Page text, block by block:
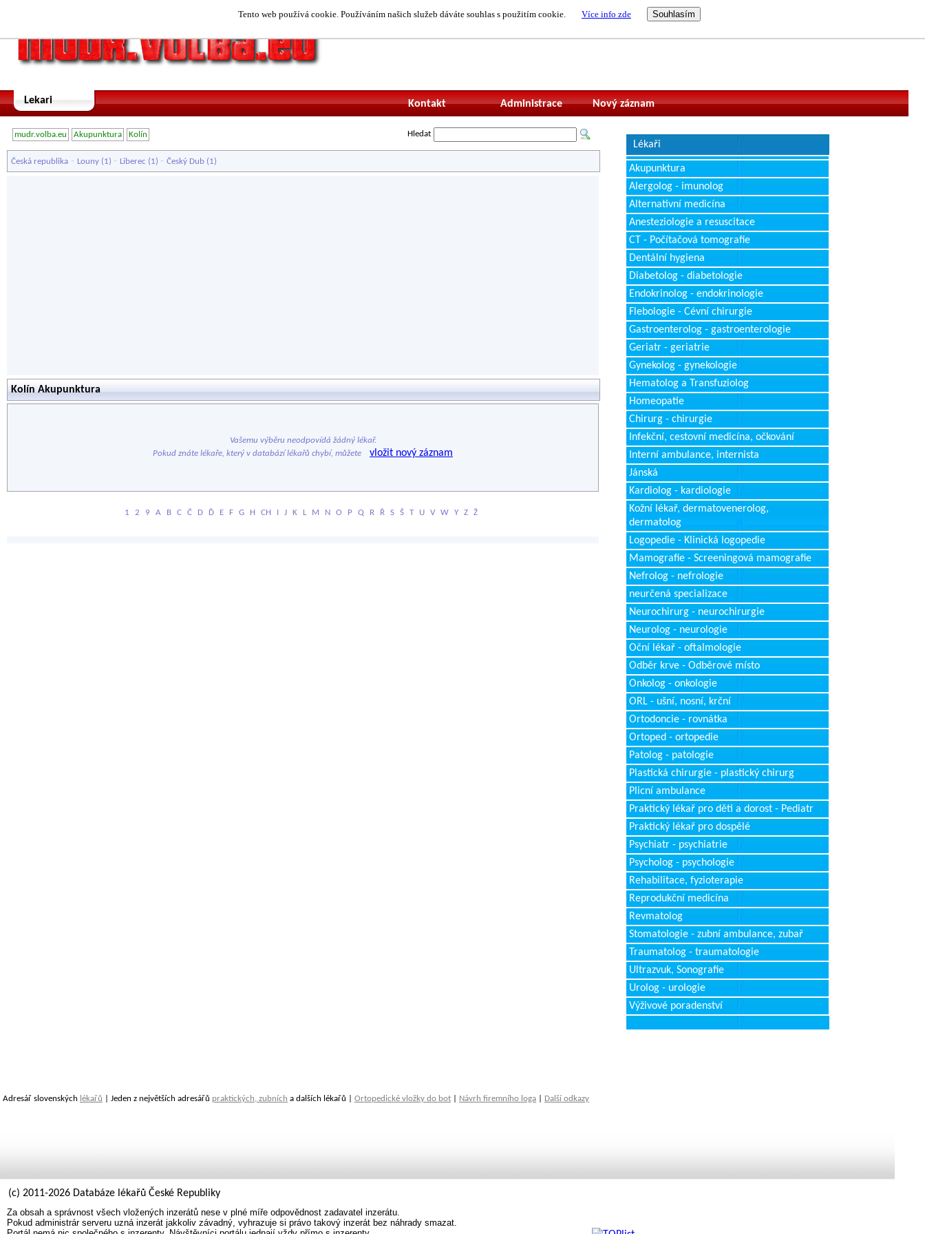
Tento web používá cookie. Používáním našich služeb dáváte souhlas s použitím cookie. Více info zde
Lekari Nový záznam
Administrace
Kontakt
mudr.volba.eu Akupunktura Kolín Hledat
Česká republika - Louny (1) - Liberec (1) - Český Dub (1)
Kolín Akupunktura
Vašemu výběru neodpovídá žádný lékař.
Pokud znáte lékaře, který v databází lékařů chybí, můžete
vložit nový záznam
1 2 9 A B C Č D Ď E F G H CH I J K L M N O P Q R Ř S Š T U V W Y Z Ž
Lékaři
Akupunktura
Alergolog - imunolog
Alternativní medicína
Anesteziologie a resuscitace
CT - Počítačová tomografie
Dentální hygiena
Diabetolog - diabetologie
Endokrinolog - endokrinologie
Flebologie - Cévní chirurgie
Gastroenterolog - gastroenterologie
Geriatr - geriatrie
Gynekolog - gynekologie
Hematolog a Transfuziolog
Homeopatie
Chirurg - chirurgie
Infekční, cestovní medicína, očkování
Interní ambulance, internista
Jánská
Kardiolog - kardiologie
Kožní lékař, dermatovenerolog,
dermatolog
Logopedie - Klinická logopedie
Mamografie - Screeningová mamografie
Nefrolog - nefrologie
neurčená specializace
Neurochirurg - neurochirurgie
Neurolog - neurologie
Oční lékař - oftalmologie
Odběr krve - Odběrové místo
Onkolog - onkologie
ORL - ušní, nosní, krční
Ortodoncie - rovnátka
Ortoped - ortopedie
Patolog - patologie
Plastická chirurgie - plastický chirurg
Plicní ambulance
Praktický lékař pro děti a dorost - Pediatr
Praktický lékař pro dospělé
Psychiatr - psychiatrie
Psycholog - psychologie
Rehabilitace, fyzioterapie
Reprodukční medicína
Revmatolog
Stomatologie - zubní ambulance, zubař
Traumatolog - traumatologie
Ultrazvuk, Sonografie
Urolog - urologie
Výživové poradenství
Adresář slovenských lékařů | Jeden z největších adresářů praktických, zubních a dalších lékařů | Ortopedické vložky do bot Návrh firemního loga Další odkazy
(c) 2011-2026 Databáze lékařů České Republiky
Za obsah a správnost všech vložených inzerátů nese v plné míře odpovědnost zadavatel inzerátu.
Pokud administrár serveru uzná inzerát jakkoliv závadný, vyhrazuje si právo takový inzerát bez náhrady smazat.